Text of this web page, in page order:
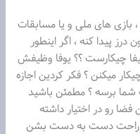
بازی های ملی و یا مسابقات
پیدا کنه ، اگر اینطور
چیکارست ؟؟ یوفا وظیفش
میکنن ؟ فکر کردین اجازه
برسه ؟ مطمئن باشید
فضا رو در اختیار داشته
راحت دست به دست بشن